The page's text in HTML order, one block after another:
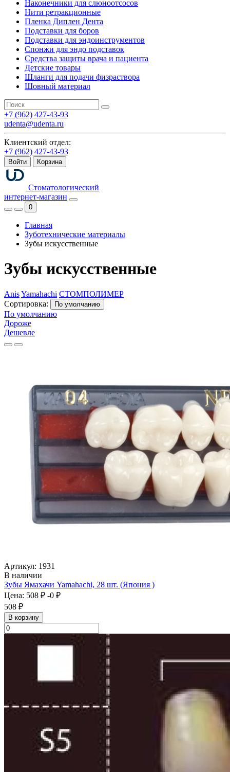
Наконечники для слюноотсосов
Нити ретракционные
Пленка Диплен Дента
Подставки для боров
Подставки для эндоинструментов
Спонжи для эндо подставок
Средства защиты врача и пациента
Детские товары
Шланги для подачи физраствора
Шовный материал
+7 (962) 427-43-93
udenta@udenta.ru
Клиентский отдел:
+7 (962) 427-43-93
Войти Корзина
Стоматологический
интернет-магазин
0
Главная
Зуботехнические материалы
Зубы искусственные
Зубы искусственные
AnisYamahachi СТОМПОЛИМЕР
Сортировка:
По умолчанию
По умолчанию
Дороже
Дешевле
Артикул: 1931
В наличии
Зубы Ямахачи Yamahachi, 28 шт. (Япония )
Цена: 508 ₽ -0 ₽
508 ₽
В корзину